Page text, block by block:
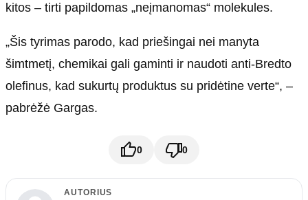
kitos – tirti papildomas „neįmanomas“ molekules.
„Šis tyrimas parodo, kad priešingai nei manyta
šimtmetį, chemikai gali gaminti ir naudoti anti-Bredto
olefinus, kad sukurtų produktus su pridėtine verte“, –
pabrėžė Gargas.
0 0
AUTORIUS